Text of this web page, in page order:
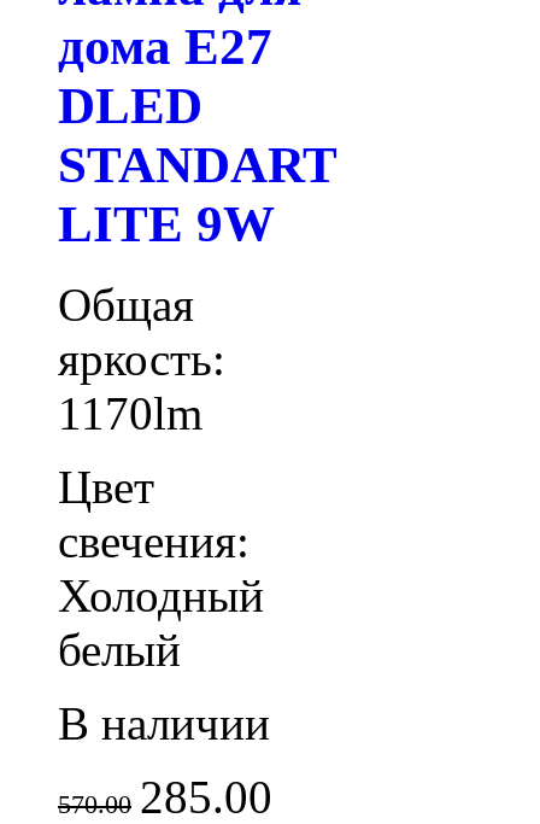
дома E27
DLED
STANDART
LITE 9W
Общая
яркость:
1170lm
Цвет
свечения:
Холодный
белый
В наличии
570.00 285.00